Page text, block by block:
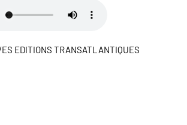
EDITIONS TRANSATLANTIQUES